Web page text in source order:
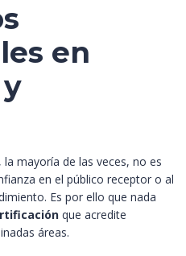
en
mayoría de las veces, no es
en el público receptor o al
Es por ello que nada
que acredite
áreas.